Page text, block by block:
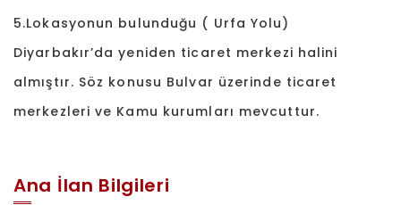
5.Lokasyonun bulunduğu ( Urfa Yolu)
Diyarbakır’da yeniden ticaret merkezi halini
almıştır. Söz konusu Bulvar üzerinde ticaret
merkezleri ve Kamu kurumları mevcuttur.
Ana İlan Bilgileri